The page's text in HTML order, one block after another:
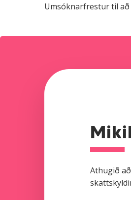
Umsóknarfrestur til
Athugið að